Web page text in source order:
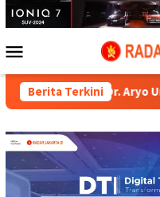
Loncat
ke
Mobile
Berita Terkini
AKBP Dr. Aryo Ungkap